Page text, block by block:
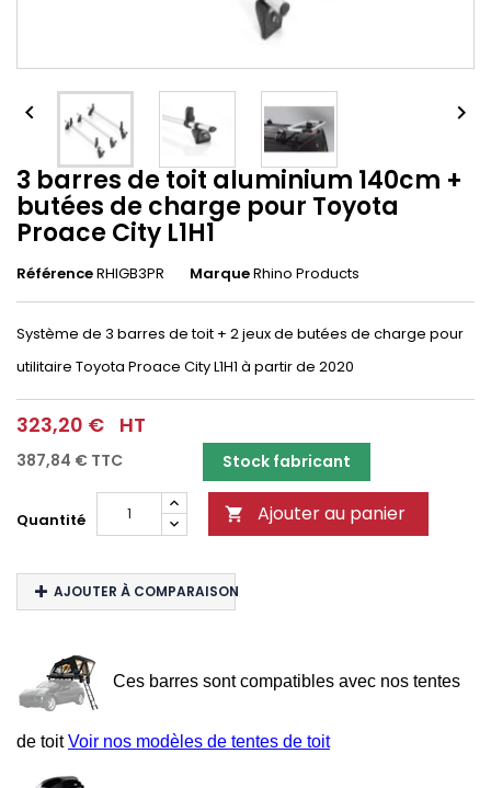
 
3 barres de toit aluminium 140cm +
butées de charge pour Toyota
Proace City L1H1
RéférenceRHIGB3PR MarqueRhino Products
Système de 3 barres de toit + 2 jeux de butées de charge pour
utilitaire Toyota Proace City L1H1 à partir de 2020
323,20 € HT
387,84 € TTC Stock fabricant
Quantité  Ajouter au panier
AJOUTER À COMPARAISON
Ces barres sont compatibles avec nos tentes
de toitVoir nos modèles de tentes de toit